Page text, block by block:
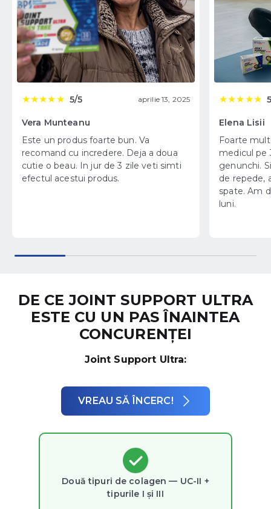
★★★★★ 5/5 aprilie 13, 2025
Vera Munteanu
Este un produs foarte bun. Va
recomand cu incredere. Deja a doua
cutie o beau. In jur de 3 zile veti simti
efectul acestui produs.
★★★★★
Elena Lisii
Foarte
medicul pe
genunchi.
de repede,
spate. Am
luni.
DE CE JOINT SUPPORT ULTRA
ESTE CU UN PAS ÎNAINTEA
CONCURENȚEI
Joint Support Ultra:
VREAU SĂ ÎNCERC!
Două tipuri de colagen — UC-II +
tipurile I și III